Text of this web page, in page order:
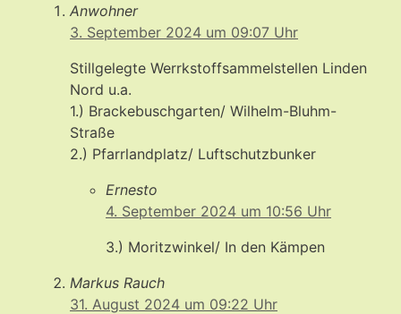
Anwohner
3. September 2024 um 09:07 Uhr
Stillgelegte Werrkstoffsammelstellen Linden
Nord u.a.
1.) Brackebuschgarten/ Wilhelm-Bluhm-
Straße
2.) Pfarrlandplatz/ Luftschutzbunker
Ernesto
4. September 2024 um 10:56 Uhr
3.) Moritzwinkel/ In den Kämpen
Markus Rauch
31. August 2024 um 09:22 Uhr